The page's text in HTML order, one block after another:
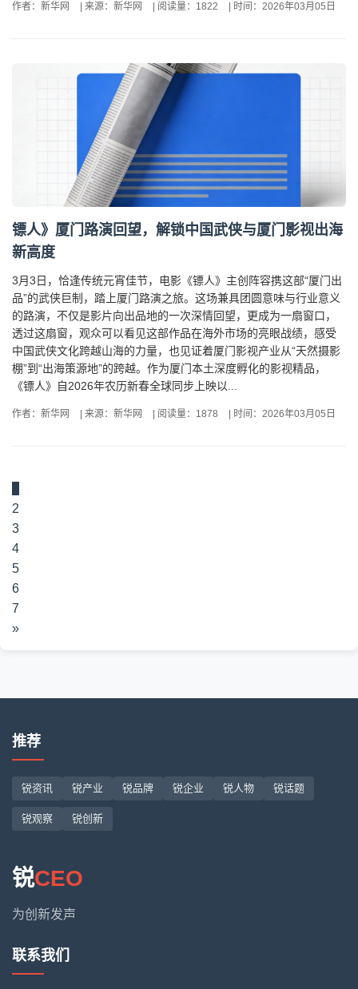
作者：新华网 来源：新华网 阅读量：1822 时间：2026年03月05日
镖人》厦门路演回望，解锁中国武侠与厦门影视出海
新高度
3月3日，恰逢传统元宵佳节，电影《镖人》主创阵容携这部“厦门出
品”的武侠巨制，踏上厦门路演之旅。这场兼具团圆意味与行业意义
的路演，不仅是影片向出品地的一次深情回望，更成为一扇窗口，
透过这扇窗，观众可以看见这部作品在海外市场的亮眼战绩，感受
中国武侠文化跨越山海的力量，也见证着厦门影视产业从“天然摄影
棚”到“出海策源地”的跨越。作为厦门本土深度孵化的影视精品，
《镖人》自2026年农历新春全球同步上映以...
作者：新华网 来源：新华网 阅读量：1878 时间：2026年03月05日
2
3
4
5
6
7
»
推荐
锐资讯 锐产业 锐品牌 锐企业 锐人物 锐话题
锐观察 锐创新
锐CEO
为创新发声
联系我们